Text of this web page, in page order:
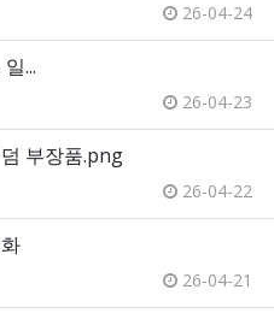
26-04-24
...
26-04-23
부장품.png
26-04-22
26-04-21